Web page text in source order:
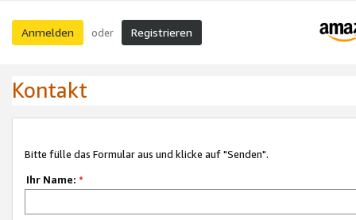
Anmelden oder Registrieren
Kontakt
Bitte fülle das Formular aus und klicke auf "Senden".
Ihr Name: *